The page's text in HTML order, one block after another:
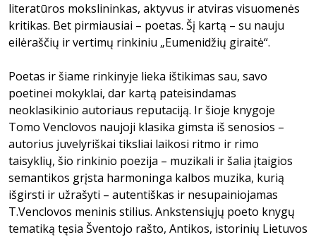
literatūros mokslininkas, aktyvus ir atviras visuomenės
kritikas. Bet pirmiausiai – poetas. Šį kartą – su nauju
eilėraščių ir vertimų rinkiniu „Eumenidžių giraitė“.
Poetas ir šiame rinkinyje lieka ištikimas sau, savo
poetinei mokyklai, dar kartą pateisindamas
neoklasikinio autoriaus reputaciją. Ir šioje knygoje
Tomo Venclovos naujoji klasika gimsta iš senosios –
autorius juvelyriškai tiksliai laikosi ritmo ir rimo
taisyklių, šio rinkinio poezija – muzikali ir šalia įtaigios
semantikos grįsta harmoninga kalbos muzika, kurią
išgirsti ir užrašyti – autentiškas ir nesupainiojamas
T.Venclovos meninis stilius. Ankstensiųjų poeto knygų
tematiką tęsia Šventojo rašto, Antikos, istorinių Lietuvos